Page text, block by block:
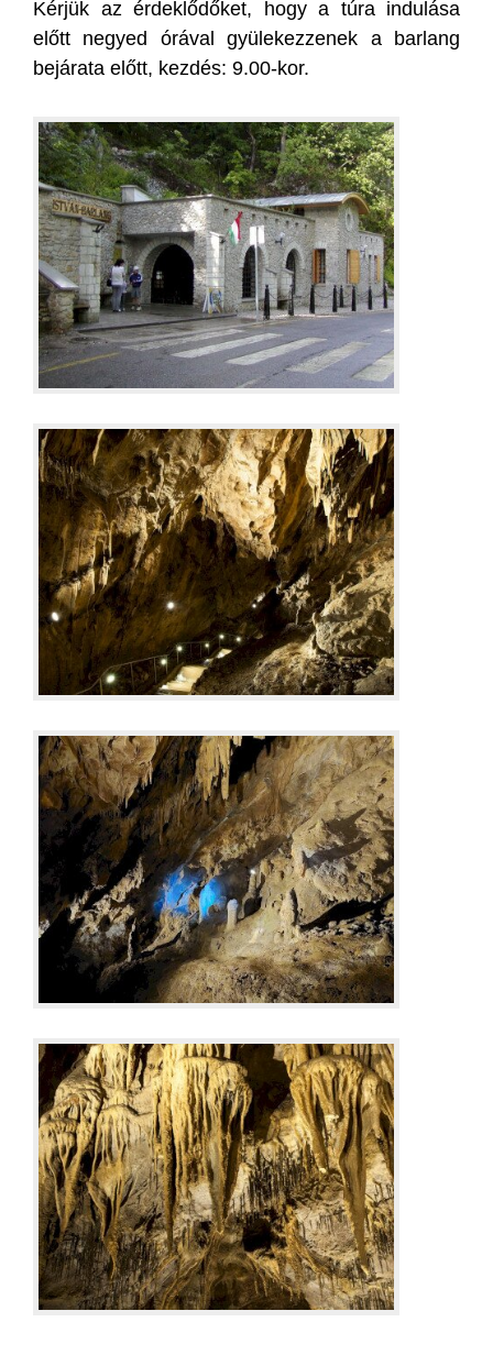
Kérjük az érdeklődőket, hogy a túra indulása
előtt negyed órával gyülekezzenek a barlang
bejárata előtt, kezdés: 9.00-kor.